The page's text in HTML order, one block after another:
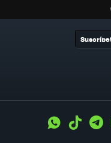
WhatsApp
Tiktok